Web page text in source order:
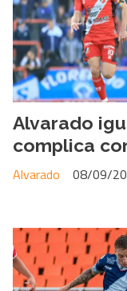
Alvarado
complica
Alvarado 08/09/